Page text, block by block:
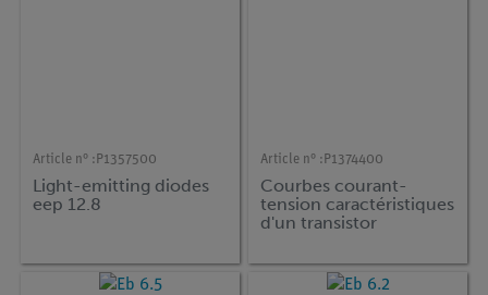
Article n° : P1357500
Light-emitting diodes
eep 12.8
Article n° : P1374400
Courbes courant-
tension caractéristiques
d'un transistor